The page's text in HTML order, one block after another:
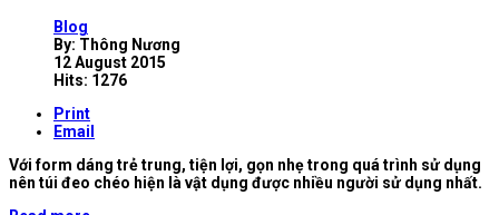
Blog
By: Thông Nương
12 August 2015
Hits: 1276
Print
Email
Với form dáng trẻ trung, tiện lợi, gọn nhẹ trong quá trình sử dụng
nên túi đeo chéo hiện là vật dụng được nhiều người sử dụng nhất.